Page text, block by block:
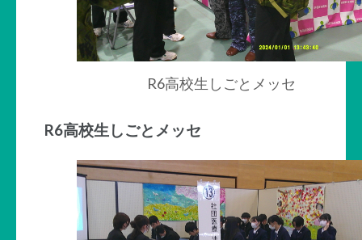
R6高校生しごとメッセ
R6高校生しごとメッセ